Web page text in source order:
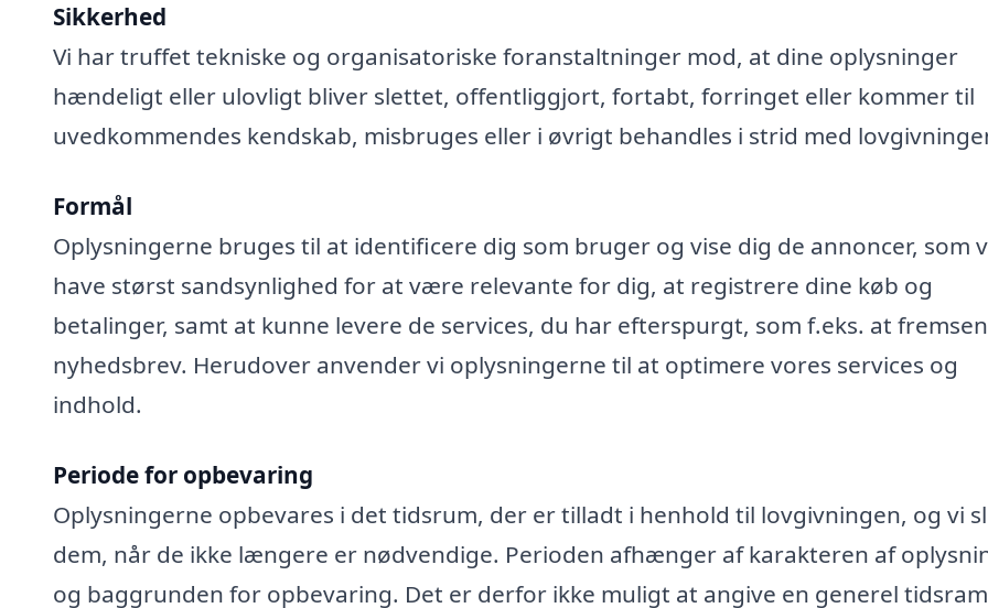
Sikkerhed
Vi har truffet tekniske og organisatoriske foranstaltninger mod, at dine oplysninger
hændeligt eller ulovligt bliver slettet, offentliggjort, fortabt, forringet eller kommer til
uvedkommendes kendskab, misbruges eller i øvrigt behandles i strid med
Formål
Oplysningerne bruges til at identificere dig som bruger og vise dig de annoncer, som
have størst sandsynlighed for at være relevante for dig, at registrere dine køb og
betalinger, samt at kunne levere de services, du har efterspurgt, som f.eks. at
nyhedsbrev. Herudover anvender vi oplysningerne til at optimere vores services og
indhold.
Periode for opbevaring
Oplysningerne opbevares i det tidsrum, der er tilladt i henhold til lovgivningen, og vi
dem, når de ikke længere er nødvendige. Perioden afhænger af karakteren af
og baggrunden for opbevaring. Det er derfor ikke muligt at angive en generel